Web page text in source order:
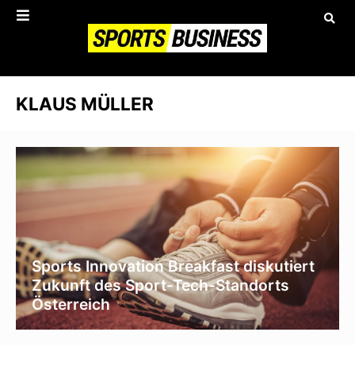
KLAUS MÜLLER
Sports Innovation Breakfast diskutiert
Zukunft des Sport-Tech-Standorts
Österreich